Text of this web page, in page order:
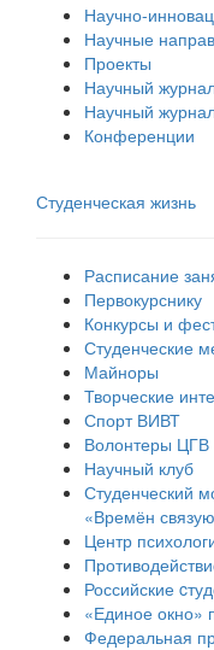
Научно-
Научные
Проекты
Научный
Научный
Конференции
Студенческая жизнь
Расписание
Первокурснику
Конкурсы и
Студенческие
Майноры
Творческие
Спорт ВИВТ
Волонтеры ЦГВ
Научный клуб
Студенческий
«Времён
Центр
Российские
«Единое окно»
Федеральная